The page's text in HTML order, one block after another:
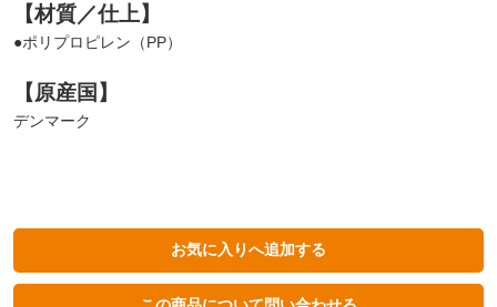
【材質／仕上】
●ポリプロピレン（PP）
【原産国】
デンマーク